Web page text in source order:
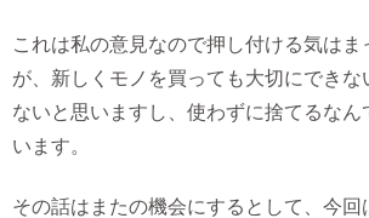
これは私の意見なので押し付ける気はま
が、新しくモノを買っても大切にできな
ないと思いますし、使わずに捨てるなん
います。
その話はまたの機会にするとして、今回